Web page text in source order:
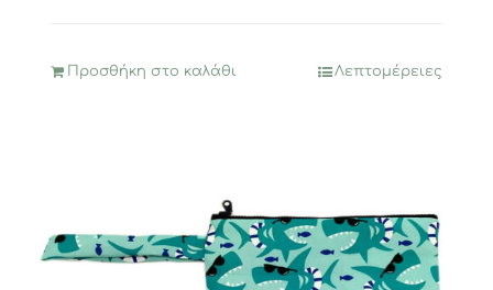
Προσθήκη στο καλάθι Λεπτομέρειες